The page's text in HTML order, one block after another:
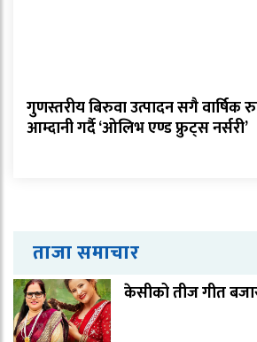
गुणस्तरीय बिरुवा उत्पादन सगै वार्षिक
आम्दानी गर्दै ‘ओलिभ एण्ड फ्रुट्स नर्सरी’
ताजा समाचार
केसीको तीज गीत